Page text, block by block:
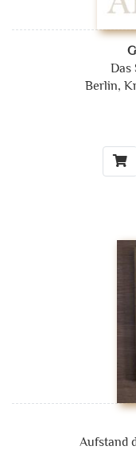
Das
Berlin,
Aufstand